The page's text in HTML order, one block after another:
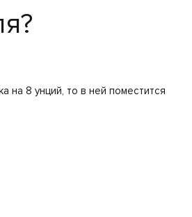
8 унций, то в ней поместится